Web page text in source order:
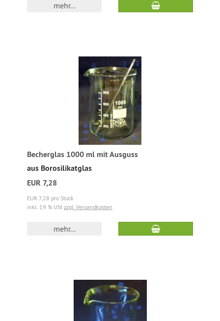
mehr...
Becherglas 1000 ml mit Ausguss
aus Borosilikatglas
EUR 7,28
EUR 7,28 pro Stück
inkl. 19 % USt zzgl. Versandkosten
mehr...